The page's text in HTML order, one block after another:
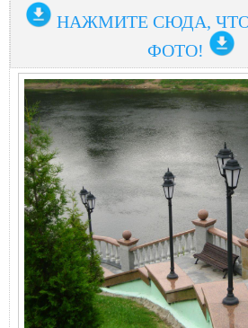
НАЖМИТЕ СЮДА,
ФОТО!